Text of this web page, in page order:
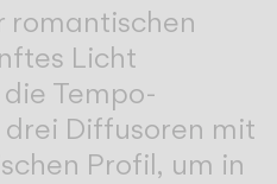
romantischen
Licht
Tempo-
Diffusoren mit
Profil, um in